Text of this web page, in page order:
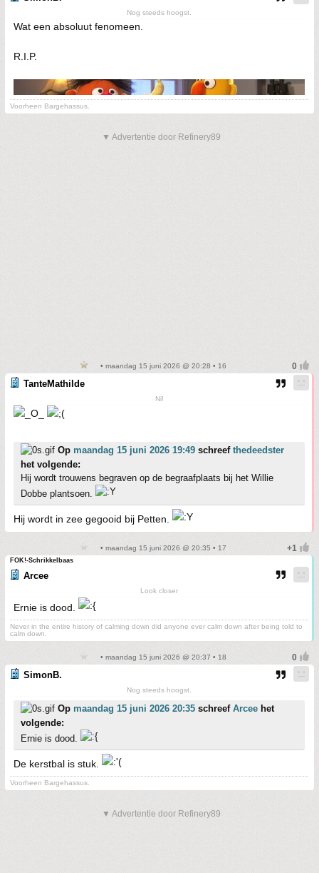
Nog steeds hoogst.
Wat een absoluut fenomeen.
R.I.P.
Voorheen Bargehassus.
▼ Advertentie door Refinery89
• maandag 15 juni 2026 @ 20:28 • 16
TanteMathilde
Ni!
Op maandag 15 juni 2026 19:49 schreef thedeedster
het volgende:
Hij wordt trouwens begraven op de begraafplaats bij het Willie
Dobbe plantsoen.
Hij wordt in zee gegooid bij Petten.
• maandag 15 juni 2026 @ 20:35 • 17
FOK!-Schrikkelbaas
Arcee
Look closer
Ernie is dood.
Never in the entire history of calming down did anyone ever calm down after being told to
calm down.
• maandag 15 juni 2026 @ 20:37 • 18
SimonB.
Nog steeds hoogst.
Op maandag 15 juni 2026 20:35 schreef Arcee het
volgende:
Ernie is dood.
De kerstbal is stuk.
Voorheen Bargehassus.
▼ Advertentie door Refinery89